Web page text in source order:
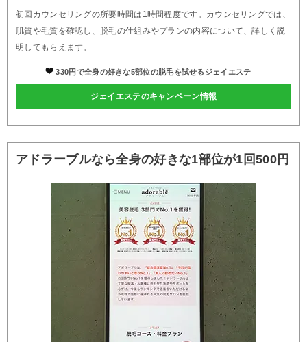
初回カウンセリングの所要時間は1時間程度です。カウンセリングでは、
肌質や毛質を確認し、脱毛の仕組みやプランの内容について、詳しく説
明してもらえます。
330円で全身の好きな5部位の脱毛を試せるジェイエステ
ジェイエステのキャンペーン情報
アドラーブルなら全身の好きな1部位が1回500円